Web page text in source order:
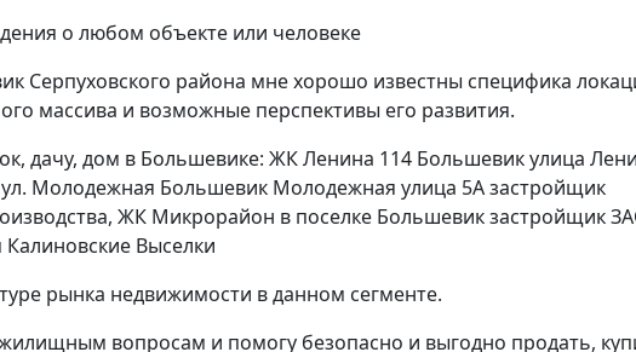
о любом объекте или человеке
Серпуховского района мне хорошо известны специфика
массива и возможные перспективы его развития.
дачу, дом в Большевике: ЖК Ленина 114 Большевик улица
Молодежная Большевик Молодежная улица 5А застройщик
ЖК Микрорайон в поселке Большевик застройщик
Выселки
рынка недвижимости в данном сегменте.
вопросам и помогу безопасно и выгодно продать,